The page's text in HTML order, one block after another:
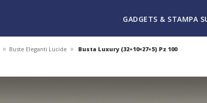
GADGETS & STAMPA
» Buste Eleganti Lucide » Busta Luxury (32+10×27+5) Pz 100